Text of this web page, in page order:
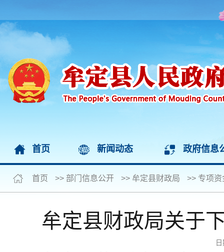
首页 新闻动态 政府信息
首页 >> 部门信息公开 >> 牟定县财政局 >> 专项
牟定县财政局关于